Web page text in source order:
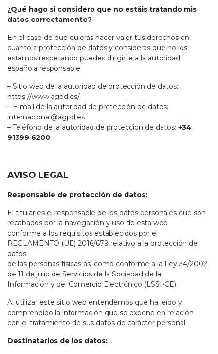
¿Qué hago si considero que no estáis tratando mis
datos correctamente?
En el caso de que quieras hacer valer tus derechos en
cuanto a protección de datos y consideras que no los
estamos respetando puedes dirigirte a la autoridad
española responsable.
– Sitio web de la autoridad de protección de datos:
https://www.agpd.es/
– E-mail de la autoridad de protección de datos:
internacional@agpd.es
– Teléfono de la autoridad de protección de datos: +34
91399 6200
AVISO LEGAL
Responsable de protección de datos:
El titular es el responsable de los datos personales que son
recabados por la navegación y uso de esta web
conforme a los requisitos establecidos por el
REGLAMENTO (UE) 2016/679 relativo a la protección de
datos
de las personas físicas así como conforme a la Ley 34/2002
de 11 de julio de Servicios de la Sociedad de la
Información y del Comercio Electrónico (LSSI-CE).
Al utilizar este sitio web entendemos que ha leído y
comprendido la información que se expone en relación
con el tratamiento de sus datos de carácter personal.
Destinatarios de los datos: